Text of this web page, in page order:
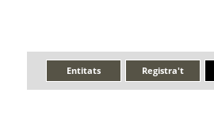
Registra't
Entitats